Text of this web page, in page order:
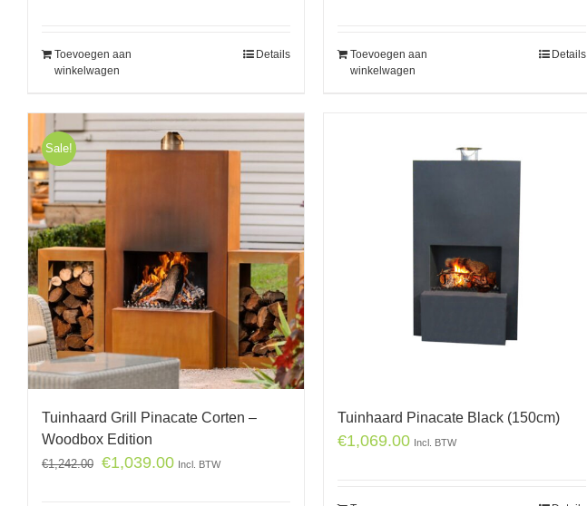
Toevoegen aan
winkelwagen
Details
Toevoegen aan
winkelwagen
Details
Sale!
Tuinhaard Grill Pinacate Corten –
Woodbox Edition
€1,242.00 €1,039.00 Incl. BTW
Tuinhaard Pinacate Black (150cm)
€1,069.00 Incl. BTW